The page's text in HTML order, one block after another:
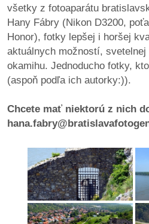
Historický
kalendár
zákony
časti
konania
stavebné
konania
všetky z fotoaparátu
Hany Fábry (Nikon D3200,
Honor), fotky lepšej i horšej
aktuálnych možností,
okamihu. Jednoducho fotky,
(aspoň podľa ich autorky:)).
Chcete mať niektorú z nich